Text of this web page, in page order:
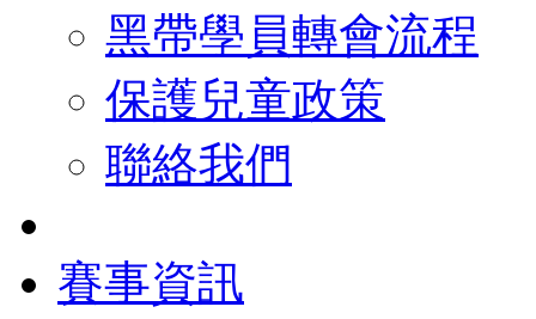
黑帶學員轉會流程
保護兒童政策
聯絡我們
賽事資訊